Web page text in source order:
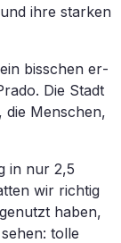
ihre star­ken
biss­chen er­
Die Stadt
die Men­schen,
in nur 2,5
wir rich­tig
ha­ben,
tol­le